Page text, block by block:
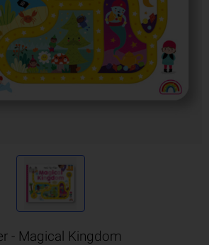
- Magical Kingdom